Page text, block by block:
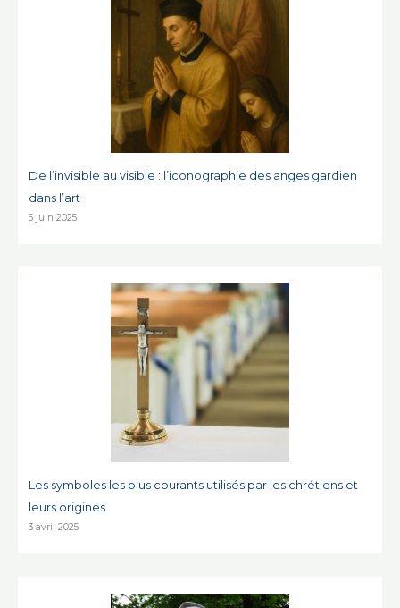
De l’invisible au visible : l’iconographie des anges gardien
dans l’art
5 juin 2025
Les symboles les plus courants utilisés par les chrétiens et
leurs origines
3 avril 2025